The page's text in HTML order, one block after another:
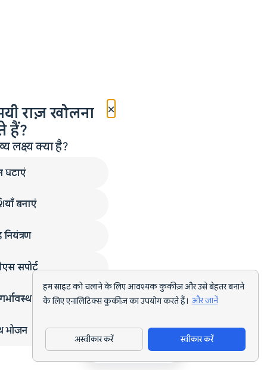
हम साइट को चलाने के लिए आवश्यक कुकीज़ और उसे बेहतर बनाने
के लिए एनालिटिक्स कुकीज़ का उपयोग करते हैं। और जानें
अस्वीकार करें स्वीकार करें
ऐप डाउनलोड करें
×
राज़ खोलना
हैं?
लक्ष्य क्या है?
घटाएं
बनाएं
सपोर्ट
भोजन